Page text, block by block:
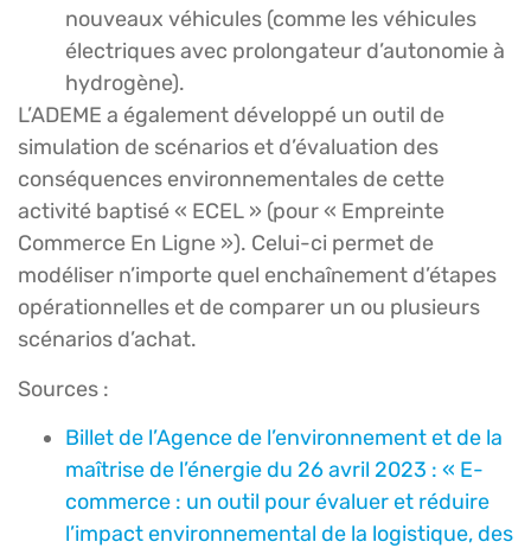
nouveaux véhicules (comme les véhicules
électriques avec prolongateur d’autonomie à
hydrogène).
L’ADEME a également développé un outil de
simulation de scénarios et d’évaluation des
conséquences environnementales de cette
activité baptisé « ECEL » (pour « Empreinte
Commerce En Ligne »). Celui-ci permet de
modéliser n’importe quel enchaînement d’étapes
opérationnelles et de comparer un ou plusieurs
scénarios d’achat.
Sources :
Billet de l’Agence de l’environnement et de la
maîtrise de l’énergie du 26 avril 2023 : « E-
commerce : un outil pour évaluer et réduire
l’impact environnemental de la logistique, des